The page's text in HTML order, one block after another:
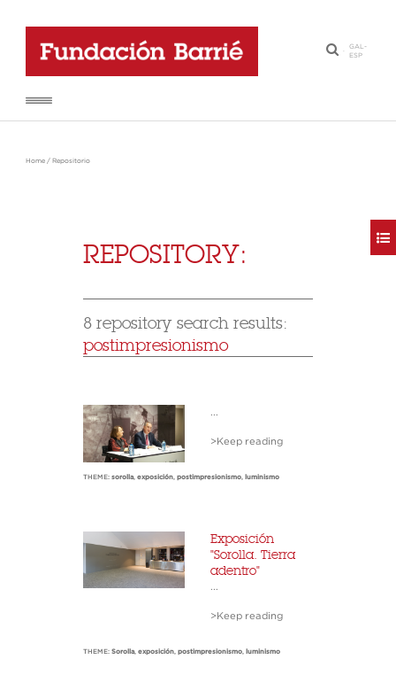
·
GAL-
ESP
Home / Repositorio
REPOSITORY:
8 repository search results:
postimpresionismo
>Keep reading
THEME: sorolla, exposición, postimpresionismo, luminismo
Exposición
"Sorolla. Tierra
adentro"
>Keep reading
THEME: Sorolla, exposición, postimpresionismo, luminismo